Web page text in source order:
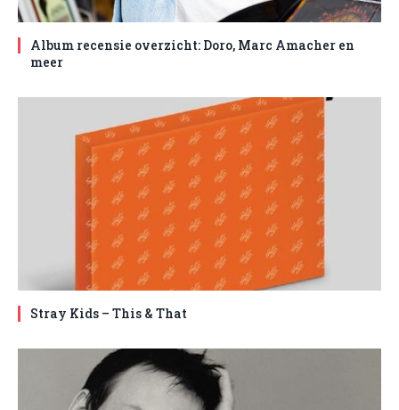
Album recensie overzicht: Doro, Marc Amacher en
meer
Stray Kids – This & That